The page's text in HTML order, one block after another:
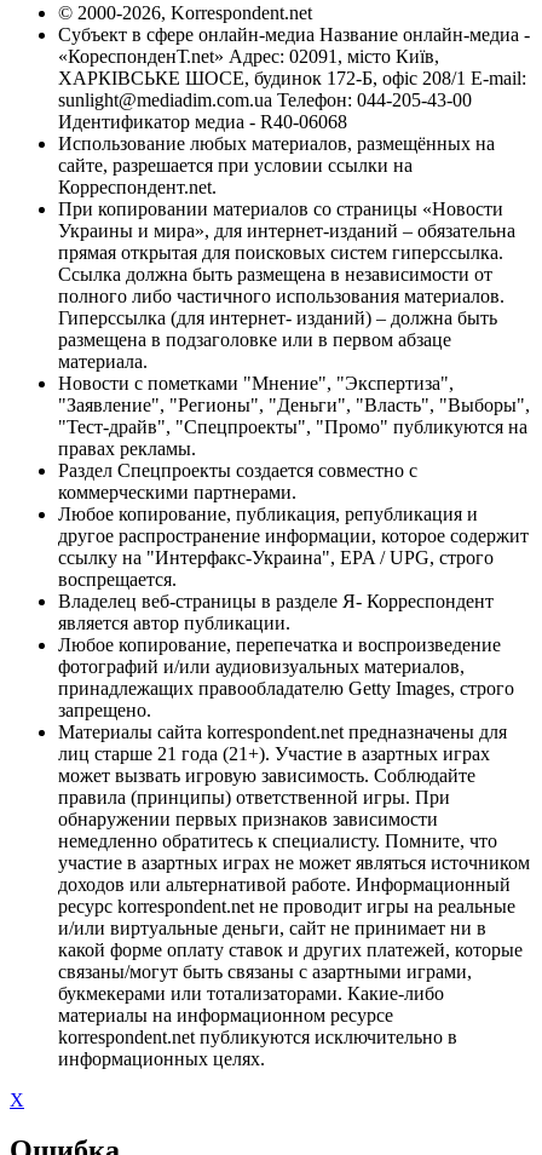
© 2000-2026, Korrespondent.net
Субъект в сфере онлайн-медиа Название онлайн-медиа -
«КореспонденТ.net» Адрес: 02091, місто Київ,
ХАРКІВСЬКЕ ШОСЕ, будинок 172-Б, офіс 208/1 E-mail:
sunlight@mediadim.com.ua Телефон: 044-205-43-00
Идентификатор медиа - R40-06068
Использование любых материалов, размещённых на
сайте, разрешается при условии ссылки на
Корреспондент.net.
При копировании материалов со страницы «Новости
Украины и мира», для интернет-изданий – обязательна
прямая открытая для поисковых систем гиперссылка.
Ссылка должна быть размещена в независимости от
полного либо частичного использования материалов.
Гиперссылка (для интернет- изданий) – должна быть
размещена в подзаголовке или в первом абзаце
материала.
Новости с пометками "Мнение", "Экспертиза",
"Заявление", "Регионы", "Деньги", "Власть", "Выборы",
"Тест-драйв", "Спецпроекты", "Промо" публикуются на
правах рекламы.
Раздел Спецпроекты создается совместно с
коммерческими партнерами.
Любое копирование, публикация, републикация и
другое распространение информации, которое содержит
ссылку на "Интерфакс-Украина", EPA / UPG, строго
воспрещается.
Владелец веб-страницы в разделе Я- Корреспондент
является автор публикации.
Любое копирование, перепечатка и воспроизведение
фотографий и/или аудиовизуальных материалов,
принадлежащих правообладателю Getty Images, строго
запрещено.
Материалы сайта korrespondent.net предназначены для
лиц старше 21 года (21+). Участие в азартных играх
может вызвать игровую зависимость. Соблюдайте
правила (принципы) ответственной игры. При
обнаружении первых признаков зависимости
немедленно обратитесь к специалисту. Помните, что
участие в азартных играх не может являться источником
доходов или альтернативой работе. Информационный
ресурс korrespondent.net не проводит игры на реальные
и/или виртуальные деньги, сайт не принимает ни в
какой форме оплату ставок и других платежей, которые
связаны/могут быть связаны с азартными играми,
букмекерами или тотализаторами. Какие-либо
материалы на информационном ресурсе
korrespondent.net публикуются исключительно в
информационных целях.
X